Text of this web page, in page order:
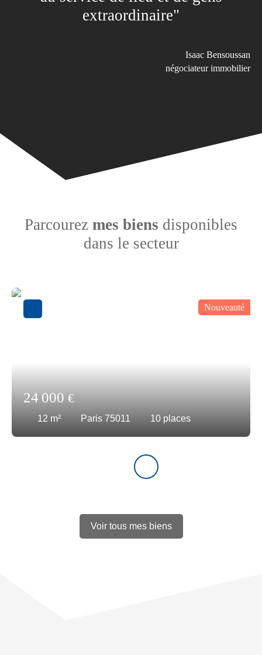
extraordinaire"
Isaac Bensoussan
négociateur immobilier
Parcourez mes biens disponibles
dans le secteur
24 000€
12 m² Paris 75011 10 places
Nouveauté
Voir tous mes biens